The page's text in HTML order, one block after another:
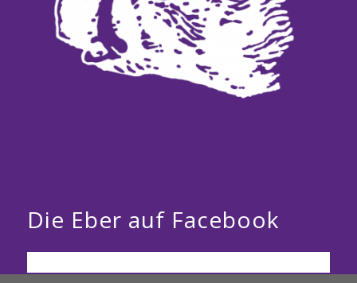
Die Eber auf Facebook